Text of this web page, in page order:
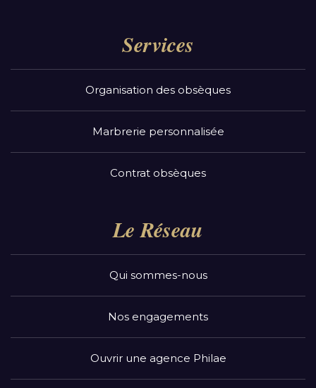
Services
Organisation des obsèques
Marbrerie personnalisée
Contrat obsèques
Le Réseau
Qui sommes-nous
Nos engagements
Ouvrir une agence Philae